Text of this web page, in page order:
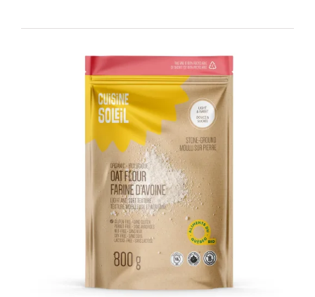
AJOUTER AU PANIER / DÉTAILS